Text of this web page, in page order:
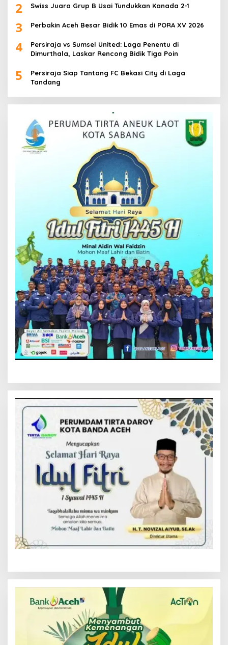
2 Swiss Juara Grup B Usai Tundukkan Kanada 2-1
3 Perbakin Aceh Besar Bidik 10 Emas di PORA XV 2026
4
Persiraja vs Sumsel United: Laga Penentu di
Dimurthala, Laskar Rencong Bidik Tiga Poin
5
Persiraja Siap Tantang FC Bekasi City di Laga
Tandang